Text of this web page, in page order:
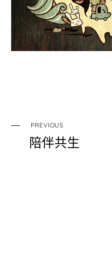
PREVIOUS
陪伴共生